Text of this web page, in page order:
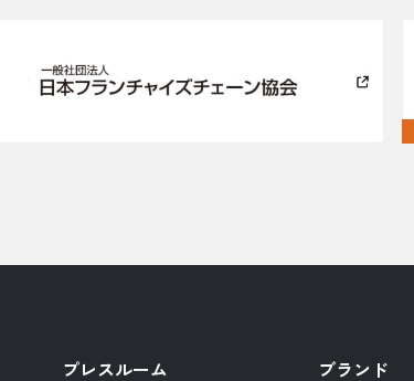
プレスルーム ブランド